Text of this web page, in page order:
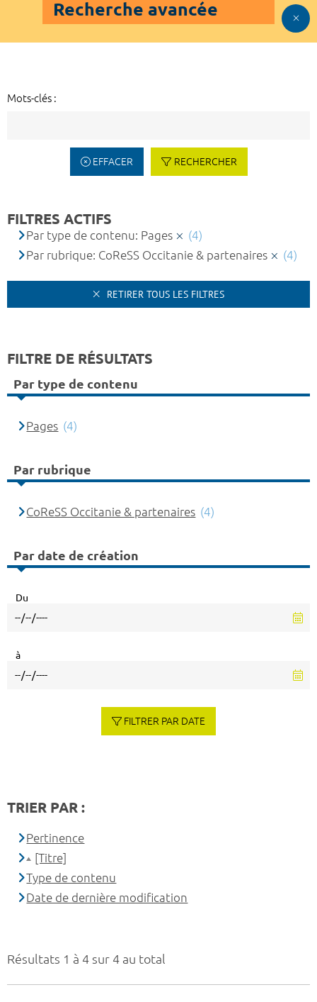
Recherche avancée
Mots-clés :
EFFACER RECHERCHER
Résultats 1 à 4 sur 4 au total
FILTRES ACTIFS
Par type de contenu: Pages
(4)
Par rubrique: CoReSS Occitanie & partenaires
(4)
RETIRER TOUS LES FILTRES
FILTRE DE RÉSULTATS
Par type de contenu
Pages (4)
Par rubrique
CoReSS Occitanie & partenaires (4)
Par date de création
Du
à
FILTRER PAR DATE
TRIER PAR :
Pertinence
[Titre]
Type de contenu
Date de dernière modification